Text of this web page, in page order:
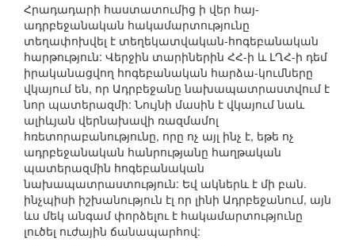
Հրադադարի հաստատումից ի վեր հայ-
ադրբեջանական հակամարտությունը
տեղափոխվել է տեղեկատվական-հոգեբանական
հարթություն: Վերջին տարիներին ՀՀ-ի և ԼՂՀ-ի դեմ
իրականացվող հոգեբանական հարձա-կումները
վկայում են, որ Ադրբեջանը նախապատրաստվում է
նոր պատերազմի: Նույնի մասին է վկայում նաև
ալիևյան վերնախավի ռազմամոլ
հռետորաբանությունը, որը ոչ այլ ինչ է, եթե ոչ
ադրբեջանական հանրությանը հաղթական
պատերազմին հոգեբանական
նախապատրաստություն: Եվ ակներև է մի բան.
ինչպիսի իշխանություն էլ որ լինի Ադրբեջանում, այն
ևս մեկ անգամ փորձելու է հակամարտությունը
լուծել ուժային ճանապարհով: